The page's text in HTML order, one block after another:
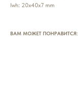
lwh: 20x40x7 mm
ВАМ МОЖЕТ ПОНРАВИТСЯ: